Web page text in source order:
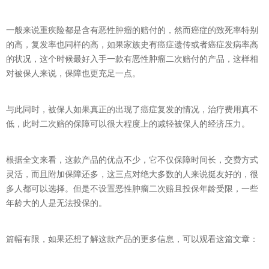
一般来说重疾险都是含有恶性肿瘤的赔付的，然而癌症的致死率特别
的高，复发率也同样的高，如果家族史有癌症遗传或者癌症发病率高
的状况，这个时候最好入手一款有恶性肿瘤二次赔付的产品，这样相
对被保人来说，保障也更充足一点。
与此同时，被保人如果真正的出现了癌症复发的情况，治疗费用真不
低，此时二次赔的保障可以很大程度上的减轻被保人的经济压力。
根据全文来看，这款产品的优点不少，它不仅保障时间长，交费方式
灵活，而且附加保障还多，这三点对绝大多数的人来说挺友好的，很
多人都可以选择。但是不设置恶性肿瘤二次赔且投保年龄受限，一些
年龄大的人是无法投保的。
篇幅有限，如果还想了解这款产品的更多信息，可以观看这篇文章：